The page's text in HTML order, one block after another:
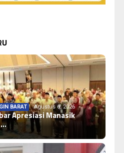
BARAT Agustus 6, 2026
Apresiasi Manasik
…